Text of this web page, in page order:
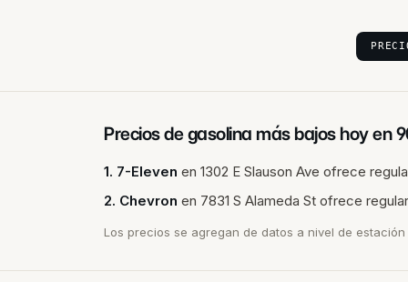
Precios de gasolina más bajos hoy en
1. 7-Eleven en 1302 E Slauson Ave ofrece
2. Chevron en 7831 S Alameda St ofrece
Los precios se agregan de datos a nivel de